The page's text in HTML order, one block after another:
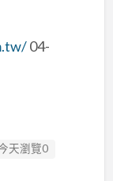
04-
天瀏覽0